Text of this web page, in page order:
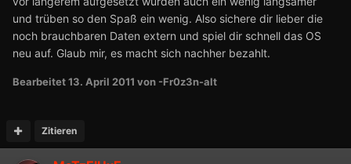
und trüben so den Spaß ein wenig. Also sichere dir lieber die
noch brauchbaren Daten extern und spiel dir schnell das OS
neu auf. Glaub mir, es macht sich nachher bezahlt.
Bearbeitet13. April 2011 von -Fr0z3n-alt
Zitieren